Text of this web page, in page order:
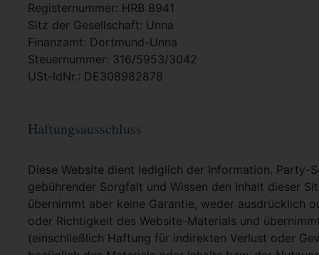
Registernummer: HRB 8941
Sitz der Gesellschaft: Unna
Finanzamt: Dortmund-Unna
Steuernummer: 316/5953/3042
USt-IdNr.: DE308982878
Haftungsausschluss
Diese Website dient lediglich der Information. Party-
gebührender Sorgfalt und Wissen den Inhalt dieser
übernimmt aber keine Garantie, weder ausdrücklich
oder Richtigkeit des Website-Materials und
(einschließlich Haftung für indirekten Verlust oder